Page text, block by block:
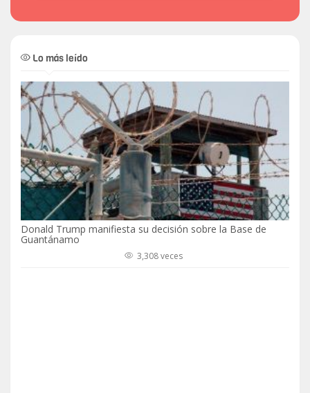
Lo más leído
Donald Trump manifiesta su decisión sobre la Base de
Guantánamo
3,308 veces